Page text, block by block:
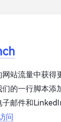
站流量中获得
们的一行脚本
邮件和
问